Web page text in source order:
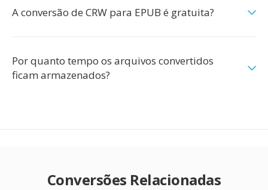
A conversão de CRW para EPUB é gratuita?
Por quanto tempo os arquivos convertidos
ficam armazenados?
Conversões Relacionadas